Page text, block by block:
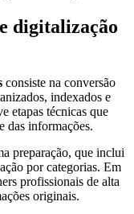
digitalização
consiste na conversão
indexados e
etapas técnicas que
das informações.
preparação, que inclui
por categorias. Em
profissionais de alta
originais.